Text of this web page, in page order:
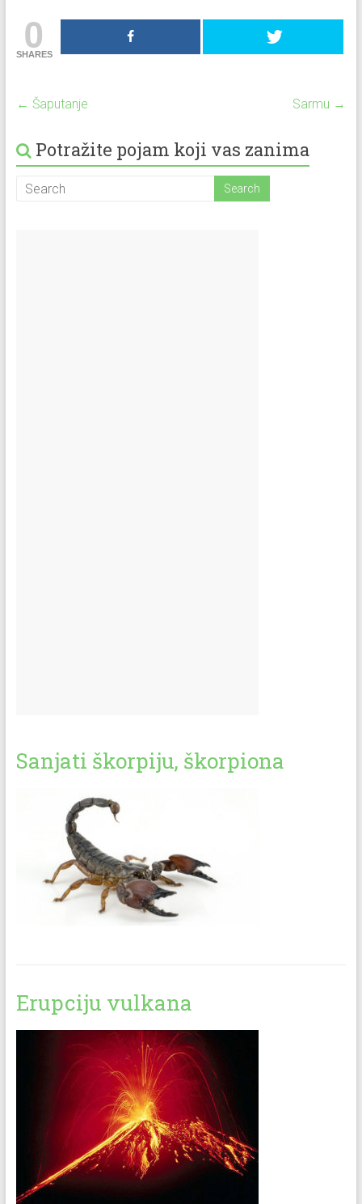
0
SHARES
← Šaputanje Sarmu →
Potražite pojam koji vas zanima
Sanjati škorpiju, škorpiona
Erupciju vulkana